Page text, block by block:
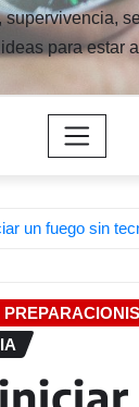
supervivencia,
para estar
un fuego sin